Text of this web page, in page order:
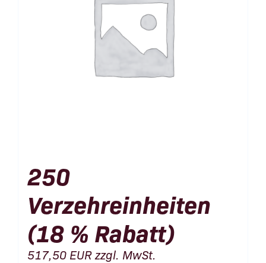
250
Verzehreinheiten
(18 % Rabatt)
517,50 EURzzgl. MwSt.